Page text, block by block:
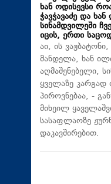
ხან ოდისევსი
ჭავჭავაძე და
სინამდვილეში
იცის, ერთი
აი, ის
მანდელა, ხან
აღმაშენებელი,
ყველაზე კარგად
პიროვნებაა, -
მიხეილ
სასაფლაოზე
დაკავშირებით.